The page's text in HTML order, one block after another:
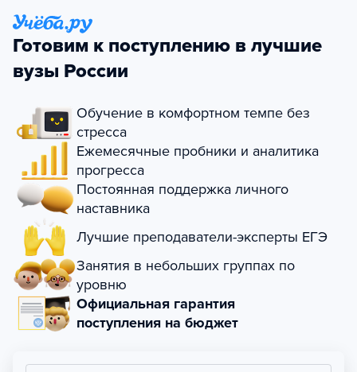
Готовим к поступлению в лучшие
вузы России
Обучение в комфортном темпе без
стресса
Ежемесячные пробники и аналитика
прогресса
Постоянная поддержка личного
наставника
Лучшие преподаватели-эксперты ЕГЭ
Занятия в небольших группах по
уровню
Официальная гарантия
поступления на бюджет